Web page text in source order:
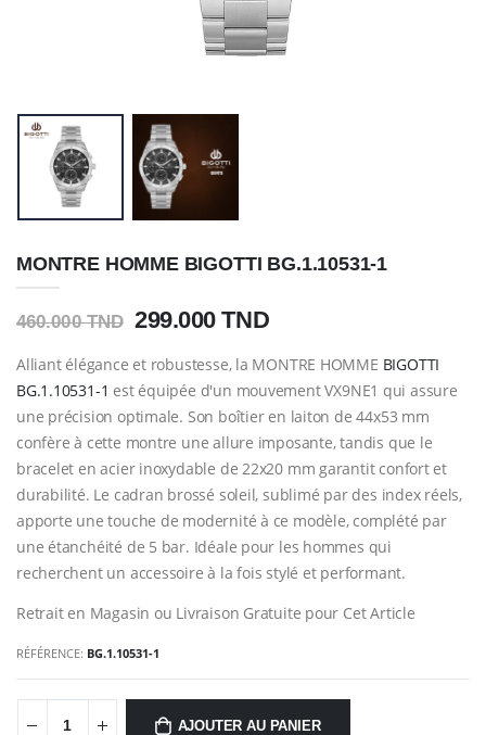
MONTRE HOMME BIGOTTI BG.1.10531-1
460.000 TND 299.000 TND
Alliant élégance et robustesse, la MONTRE HOMME BIGOTTI
BG.1.10531-1 est équipée d'un mouvement VX9NE1 qui assure
une précision optimale. Son boîtier en laiton de 44x53 mm
confère à cette montre une allure imposante, tandis que le
bracelet en acier inoxydable de 22x20 mm garantit confort et
durabilité. Le cadran brossé soleil, sublimé par des index réels,
apporte une touche de modernité à ce modèle, complété par
une étanchéité de 5 bar. Idéale pour les hommes qui
recherchent un accessoire à la fois stylé et performant.
Retrait en Magasin ou Livraison Gratuite pour Cet Article
RÉFÉRENCE: BG.1.10531-1
AJOUTER AU PANIER